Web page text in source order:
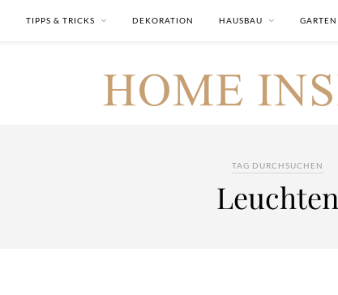
TIPPS & TRICKS DEKORATION HAUSBAU GARTEN
TAG DURCHSUCHEN
Leuchten